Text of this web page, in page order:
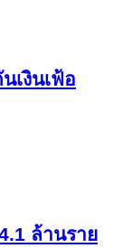
เงินเฟ้อ
ล้านราย